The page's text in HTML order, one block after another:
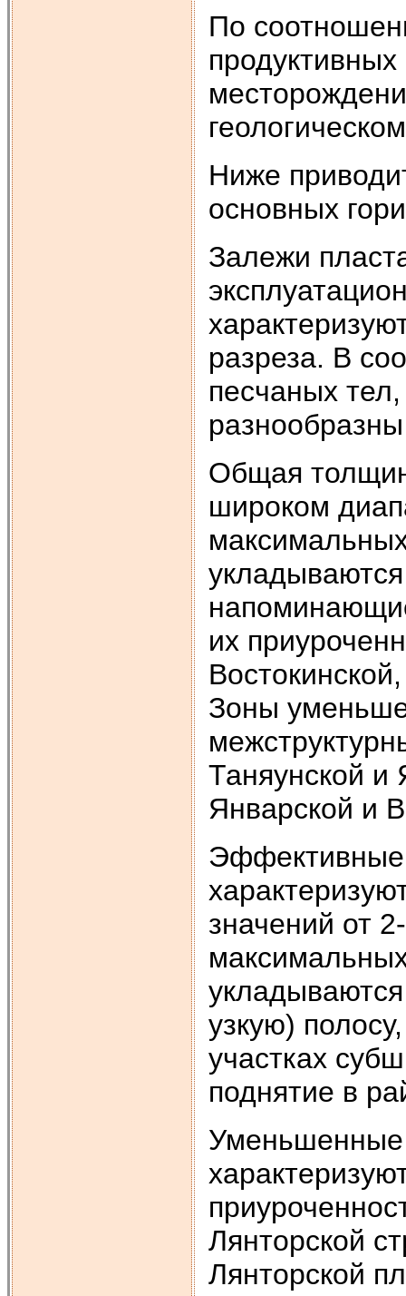
По
Ниже
основных
Залежи
разреза. В
песчаных
Общая
широком
их
Зоны
Таняунской и
Январской и
Эффективные
значений от
узкую)
участках
поднятие в
Лянторской
Лянторской